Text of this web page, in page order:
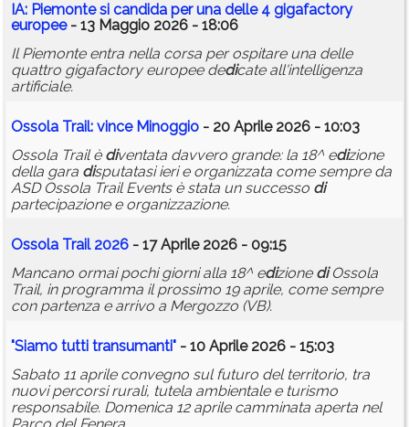
IA: Piemonte si candida per una delle 4 gigafactory
europee- 13 Maggio 2026 - 18:06
Il Piemonte entra nella corsa per ospitare una delle
quattro gigafactory europee dedicate all'intelligenza
artificiale.
Ossola Trail: vince Minoggio - 20 Aprile 2026 - 10:03
Ossola Trail è diventata davvero grande: la 18^ edizione
della gara disputatasi ieri e organizzata come sempre da
ASD Ossola Trail Events è stata un successo di
partecipazione e organizzazione.
Ossola Trail 2026 - 17 Aprile 2026 - 09:15
Mancano ormai pochi giorni alla 18^ edizione diOssola
Trail, in programma il prossimo 19 aprile, come sempre
con partenza e arrivo a Mergozzo (VB).
"Siamo tutti transumanti" - 10 Aprile 2026 - 15:03
Sabato 11 aprile convegno sul futuro del territorio, tra
nuovi percorsi rurali, tutela ambientale e turismo
responsabile. Domenica 12 aprile camminata aperta nel